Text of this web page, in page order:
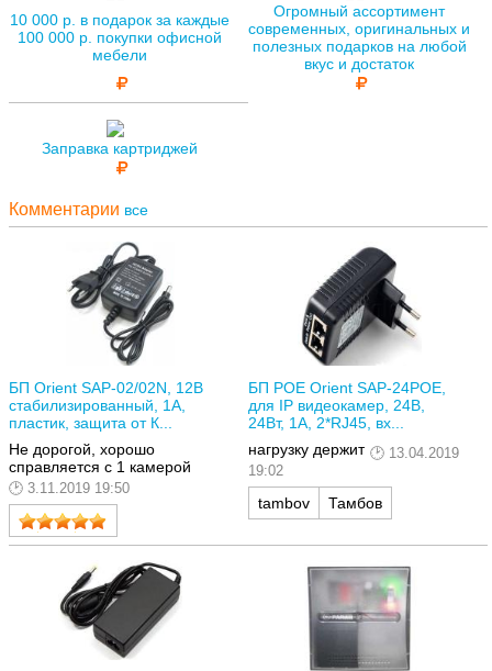
10 000 р. в подарок за каждые
100 000 р. покупки офисной
мебели
Огромный ассортимент
современных, оригинальных и
полезных подарков на любой
вкус и достаток
Заправка картриджей
Комментарии все
БП Orient SAP-02/02N, 12В
стабилизированный, 1А,
пластик, защита от К...
Не дорогой, хорошо
справляется с 1 камерой
3.11.2019 19:50
БП POE Orient SAP-24POE,
для IP видеокамер, 24В,
24Вт, 1А, 2*RJ45, вх...
нагрузку держит
13.04.2019
19:02
tambov Тамбов